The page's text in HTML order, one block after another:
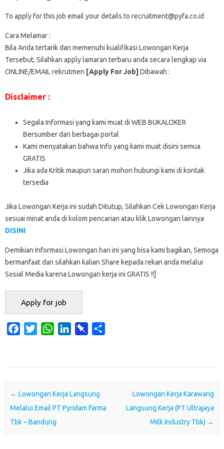
To apply for this job email your details to recruitment@pyfa.co.id
Cara Melamar :
Bila Anda tertarik dan memenuhi kualifikasi Lowongan Kerja
Tersebut, Silahkan apply lamaran terbaru anda secara lengkap via
ONLINE/EMAIL rekrutmen [Apply For Job] Dibawah :
Disclaimer :
Segala Informasi yang kami muat di WEB BUKALOKER
Bersumber dari berbagai portal
Kami menyatakan bahwa Info yang kami muat disini semua
GRATIS
Jika ada Kritik maupun saran mohon hubungi kami di kontak
tersedia
Jika Lowongan Kerja ini sudah Ditutup, Silahkan Cek Lowongan Kerja
sesuai minat anda di kolom pencarian atau klik Lowongan lainnya
DISINI
Demikian Informasi Lowongan hari ini yang bisa kami bagikan, Semoga
bermanfaat dan silahkan kalian Share kepada rekan anda melalui
Sosial Media karena Lowongan kerja ini GRATIS !!]
o
o
k
e
r
W
A
p
p
d
I
a
r
Post navigation
← Lowongan Kerja Langsung
Melalui Email PT Pyridam Farma
Tbk – Bandung
Lowongan Kerja Karawang
Langsung Kerja (PT Ultrajaya
Milk Industry Tbk) →